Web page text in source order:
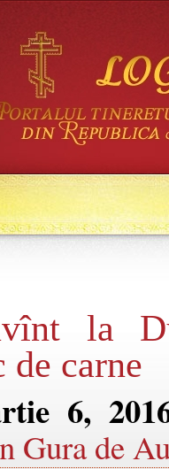
la
de carne
6,
Gura de